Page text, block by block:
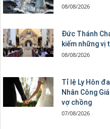
08/08/2026
Đức Thánh
kiếm những vị
08/08/2026
Tỉ lệ Ly Hôn
Nhân Công
vợ chồng
07/08/2026